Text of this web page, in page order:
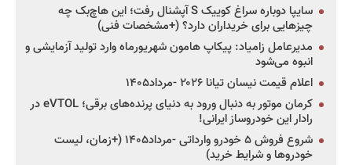
سایپا دوباره سراغ کوییک S آپشنال رفت؛ این هاچ‌بک چه
چیزهایی برای خریداران دارد؟ (+مشخصات فنی)
مدیرعامل زامیاد: پیکاپ هامون شهریورماه وارد تولید آزمایشی و
انبوه می‌شود
اعلام قیمت نیسان تیانا ۲۰۲۶ -مرداد۱۴۰۵
کرمان موتور به دنبال ورود به دنیای پرنده‌های برقی؛ eVTOL در
رادار این خودروساز ایرانی!
شروع فروش ۵ خودرو وارداتی -مرداد۱۴۰۵ (+زمان، لیست
خودروها و شرایط خرید)